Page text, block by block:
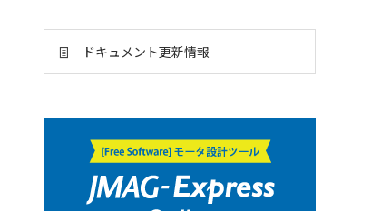
ドキュメント更新情報